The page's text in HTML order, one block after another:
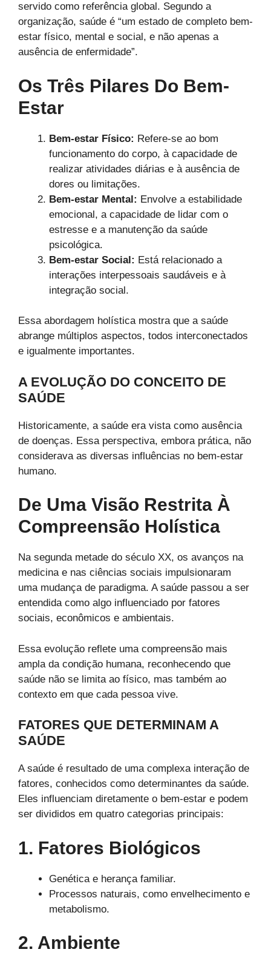
servido como referência global. Segundo a
organização, saúde é “um estado de completo bem-
estar físico, mental e social, e não apenas a
ausência de enfermidade”.
Os Três Pilares Do Bem-
Estar
Bem-estar Físico: Refere-se ao bom
funcionamento do corpo, à capacidade de
realizar atividades diárias e à ausência de
dores ou limitações.
Bem-estar Mental: Envolve a estabilidade
emocional, a capacidade de lidar com o
estresse e a manutenção da saúde
psicológica.
Bem-estar Social: Está relacionado a
interações interpessoais saudáveis e à
integração social.
Essa abordagem holística mostra que a saúde
abrange múltiplos aspectos, todos interconectados
e igualmente importantes.
A EVOLUÇÃO DO CONCEITO DE
SAÚDE
Historicamente, a saúde era vista como ausência
de doenças. Essa perspectiva, embora prática, não
considerava as diversas influências no bem-estar
humano.
De Uma Visão Restrita À
Compreensão Holística
Na segunda metade do século XX, os avanços na
medicina e nas ciências sociais impulsionaram
uma mudança de paradigma. A saúde passou a ser
entendida como algo influenciado por fatores
sociais, econômicos e ambientais.
Essa evolução reflete uma compreensão mais
ampla da condição humana, reconhecendo que
saúde não se limita ao físico, mas também ao
contexto em que cada pessoa vive.
FATORES QUE DETERMINAM A
SAÚDE
A saúde é resultado de uma complexa interação de
fatores, conhecidos como determinantes da saúde.
Eles influenciam diretamente o bem-estar e podem
ser divididos em quatro categorias principais:
1. Fatores Biológicos
Genética e herança familiar.
Processos naturais, como envelhecimento e
metabolismo.
2. Ambiente